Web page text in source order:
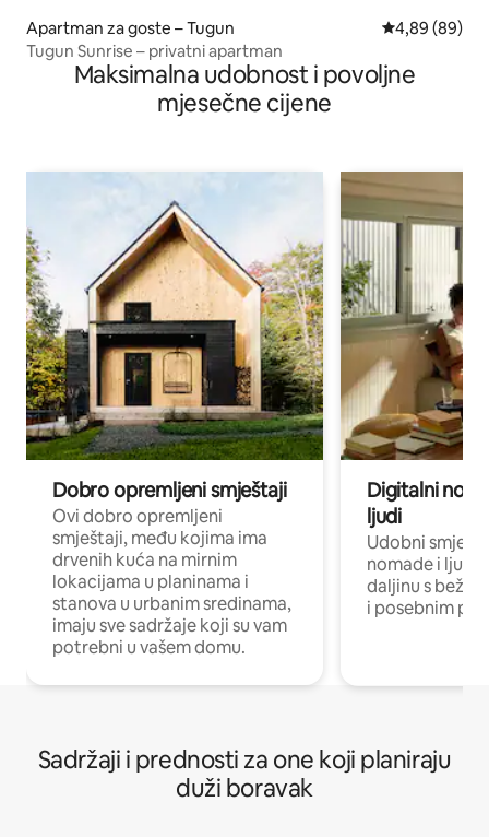
Apartman za goste – Tugun Prosječna
4,89 (89)
Tugun Sunrise – privatni apartman
Maksimalna udobnost i povoljne
mjesečne cijene
Dobro opremljeni smještaji
Ovi dobro opremljeni
smještaji, među kojima ima
drvenih kuća na mirnim
lokacijama u planinama i
stanova u urbanim sredinama,
imaju sve sadržaje koji su vam
potrebni u vašem domu.
Digitalni
ljudi
Udobni
nomade i ljude
daljinu s
i posebnim
Sadržaji i prednosti za one koji planiraju
duži boravak